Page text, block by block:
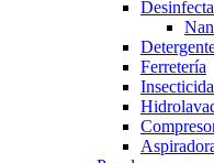
Ferretería